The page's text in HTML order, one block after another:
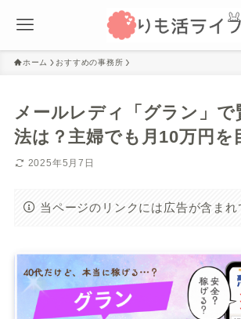
ホーム おすすめの事務所
メールレディ「グラン」で
法は？主婦でも月10万円を
2025年5月7日
当ページのリンクには広告が含まれ